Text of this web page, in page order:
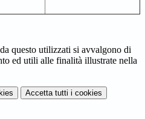
questo utilizzati si avvalgono di
ed utili alle finalità illustrate nella
Accetta tutti i cookies